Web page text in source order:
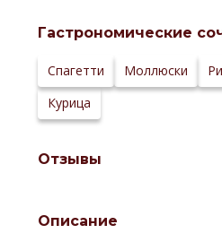
хранения:
Температура
10-12 *С
Сайт
производителя:
Гастрономические
Спагетти Моллюски
Курица
Отзывы
Описание